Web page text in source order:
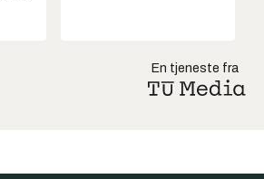
En tjeneste fra